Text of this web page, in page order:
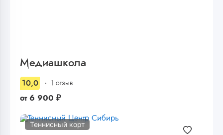
Медиашкола
10,0 1 отзыв
от 6 900 ₽
Теннисный корт